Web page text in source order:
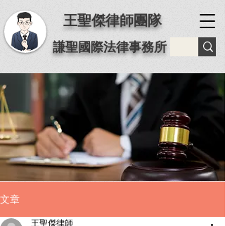
王聖傑律師團隊
謙聖國際法律事務所
文章
王聖傑律師